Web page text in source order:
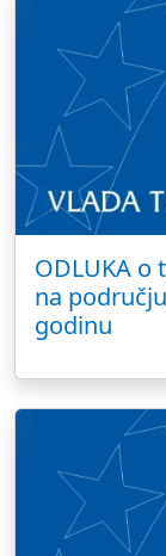
ODLUKA o
na
godinu